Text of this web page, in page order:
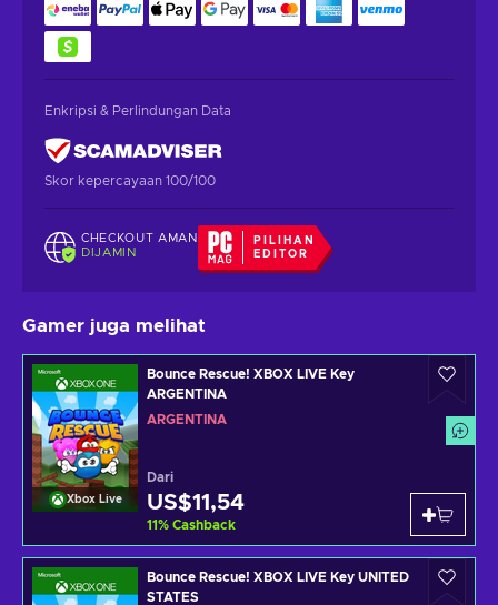
Enkripsi & Perlindungan Data
Skor kepercayaan 100/100
CHECKOUT AMAN
DIJAMIN
PILIHAN
EDITOR
Gamer juga melihat
Xbox Live
Bounce Rescue! XBOX LIVE Key
ARGENTINA
ARGENTINA
Dari
US$11,54
11% Cashback
Bounce Rescue! XBOX LIVE Key UNITED
STATES